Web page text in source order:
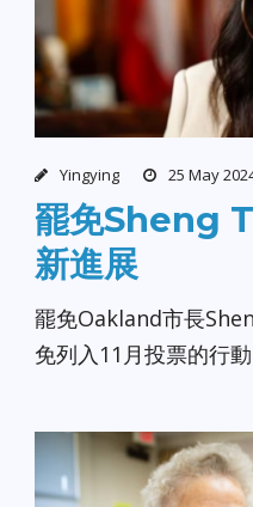
Yingying 25 May
罷免Sheng
新進展
罷免Oakland市長
免列入11月投票的行